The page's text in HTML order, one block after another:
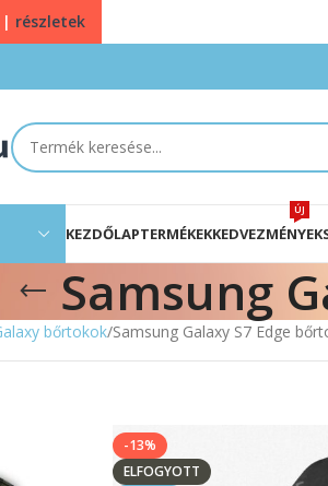
KEZDŐLAPTERMÉKEKKEDVEZMÉNYEK
ÚJ
Samsung
bőrtokok Samsung Galaxy S7 Edge
-13%
ELFOGYOTT
| részletek